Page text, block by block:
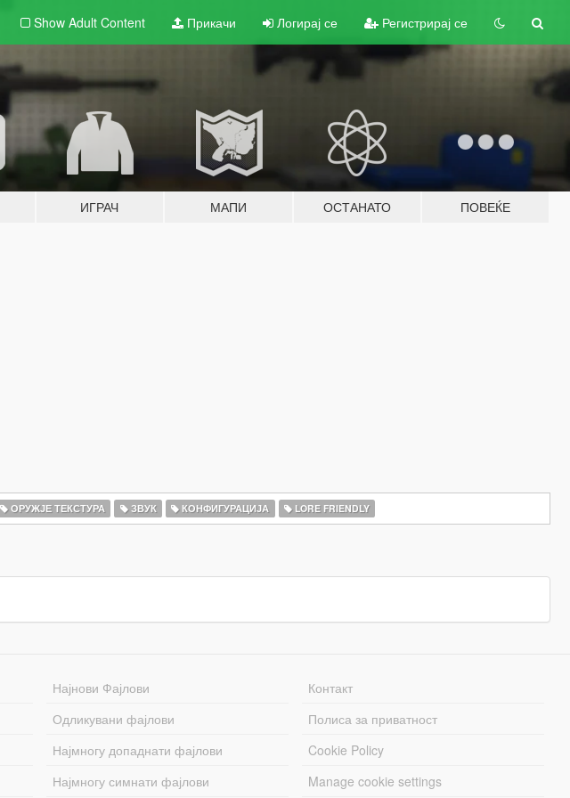
Show Adult Content Прикачи Логирај се Регистрирај се
ИГРАЧ МАПИ ОСТАНАТО ПОВЕЌЕ
ОРУЖЈЕ ТЕКСТУРА ЗВУК КОНФИГУРАЦИЈА LORE FRIENDLY
Најнови Фајлови
Одликувани фајлови
Најмногу допаднати фајлови
Најмногу симнати фајлови
Контакт
Полиса за приватност
Cookie Policy
Manage cookie settings